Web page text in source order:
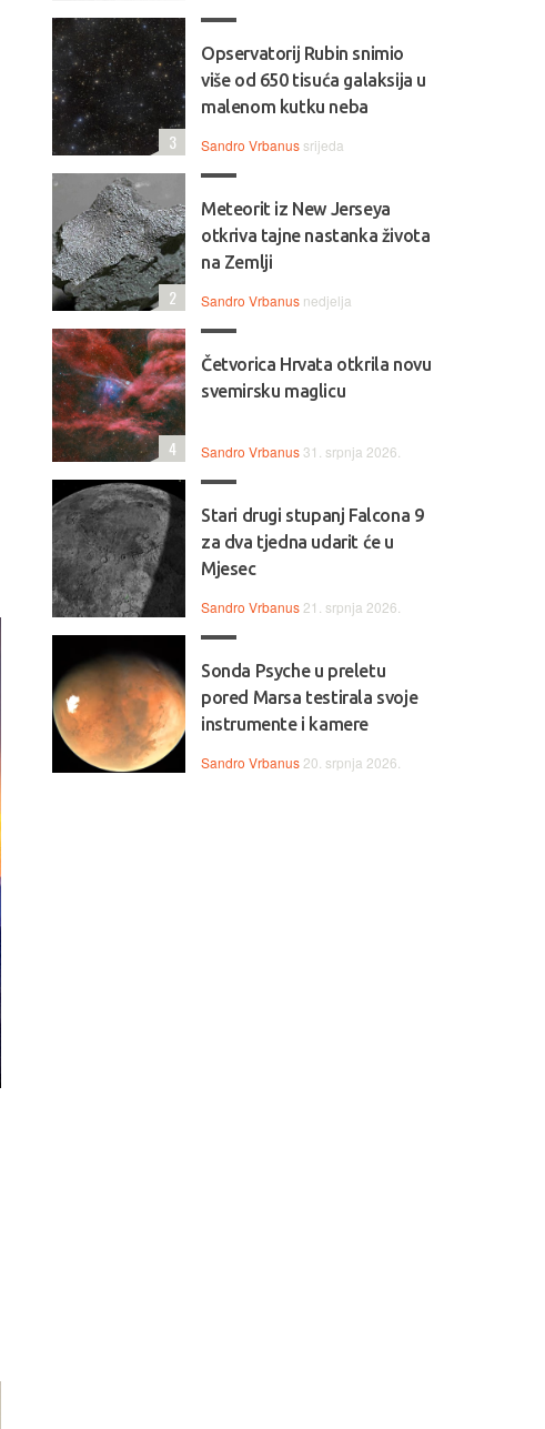
Opservatorij Rubin snimio
više od 650 tisuća galaksija u
malenom kutku neba
Sandro Vrbanus srijeda
3
Meteorit iz New Jerseya
otkriva tajne nastanka života
na Zemlji
Sandro Vrbanus nedjelja
2
Četvorica Hrvata otkrila novu
svemirsku maglicu
Sandro Vrbanus 31. srpnja 2026.
4
Stari drugi stupanj Falcona 9
za dva tjedna udarit će u
Mjesec
Sandro Vrbanus 21. srpnja 2026.
Sonda Psyche u preletu
pored Marsa testirala svoje
instrumente i kamere
Sandro Vrbanus 20. srpnja 2026.